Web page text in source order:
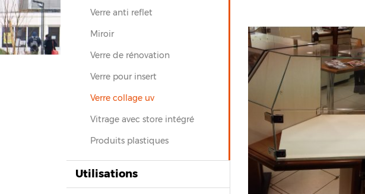
Verre anti reflet
Miroir
Verre de rénovation
Verre pour insert
Verre collage uv
Vitrage avec store intégré
Produits plastiques
Utilisations